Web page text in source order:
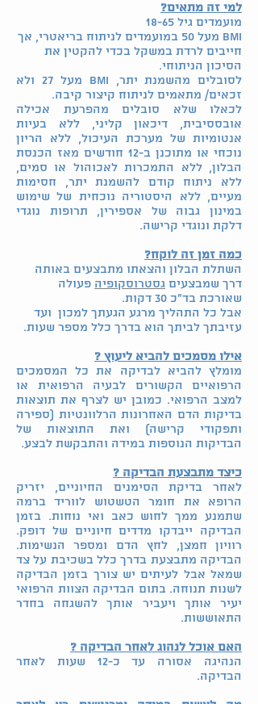
למי זה מתאים?
מועמדים גיל 18-65
BMI מעל 50 במועמדים לניתוח בריאטרי, אך
חייבים לרדת במשקל בכדי להקטין את
הסיכון הניתוחי.
לסובלים מהשמנת יתר, BMI מעל 27 ולא
זכאים/ מתאמים לניתוח קיצור קיבה.
לכאלו שלא סובלים מהפרעת אכילה
אובססיבית, דיכאון קליני,ללא בעיות
אנטומיות של מערכת העיכול, ללא הריון
נוכחי או מתוכנן ב-12 חודשים מאז הכנסת
הבלון, ללא התמכרות לאכוהול או סמים,
ללא ניתוח קודם להשמנת יתר, חסימות
מעיים, ללא היסטוריה נוכחית של שימוש
במינון גבוה של אספירין, תרופות נוגדי
דלקת ונוגדי קרישה.
כמה זמן זה לוקח?
השתלת הבלון והצאתו מתבצעים באותה
דרך שמבצעים גסטרוסקופיה פעולה
שאורכת בד"כ 30 דקות.
אבל כל התהליך מרגע הגעתך למכון ועד
עזיבתך לביתך הוא בדרך כלל מספר שעות.
אילו מסמכים להביא ליעוץ ?
מומלץ להביא לבדיקה את כל המסמכים
הרפואיים הקשורים לבעיה הרפואית או
למצב הרפואי. כמובן יש לצרף את תוצאות
בדיקות הדם האחרונות הרלוונטיות (ספירה
ותפקודי קרישה) ואת התוצאות של
הבדיקות הנוספות במידה והתבקשת לבצע.
כיצד מתבצעת הבדיקה ?
לאחר בדיקת הסימנים החיוניים, יזריק
הרופא את חומר הטשטוש לווריד ברמה
שתמנע ממך לחוש כאב ואי נוחות. בזמן
הבדיקה ייבדקו מדדים חיוניים של דופק.
רוויון חמצן, לחץ הדם ומספר הנשימות.
הבדיקה מתבצעת בדרך כלל בשכיבת על צד
שמאל אבל לעיתים יש צורך בזמן הבדיקה
לשנות תנוחה. בתום הבדיקה הצוות הרפואי
יעיר אותך ויעביר אותך להשגחה בחדר
התאוששות.
האם אוכל לנהוג לאחר הבדיקה ?
הנהיגה אסורה עד כ-12 שעות לאחר
הבדיקה.